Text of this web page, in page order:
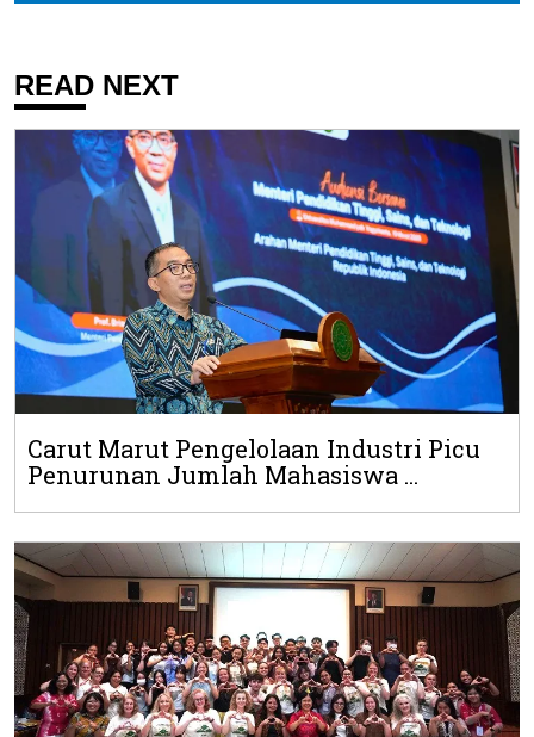
READ NEXT
Carut Marut Pengelolaan Industri Picu
Penurunan Jumlah Mahasiswa ...